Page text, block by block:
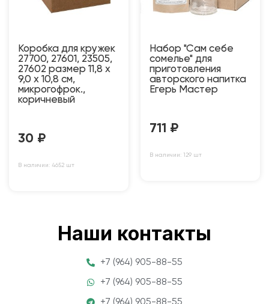
Коробка для кружек
27700, 27601, 23505,
27602 размер 11,8 х
9,0 х 10,8 см,
микрогофрок.,
коричневый
30 ₽
В наличии: 4652 шт
Набор "Сам себе
сомелье" для
приготовления
авторского напитка
Егерь Мастер
711 ₽
В наличии: 129 шт
Наши контакты
+7 (964) 905-88-55
+7 (964) 905-88-55